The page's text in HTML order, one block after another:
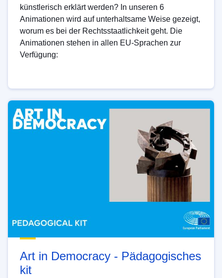
künstlerisch erklärt werden? In unseren 6
Animationen wird auf unterhaltsame Weise gezeigt,
worum es bei der Rechtsstaatlichkeit geht. Die
Animationen stehen in allen EU-Sprachen zur
Verfügung:
Art in Democracy - Pädagogisches
kit